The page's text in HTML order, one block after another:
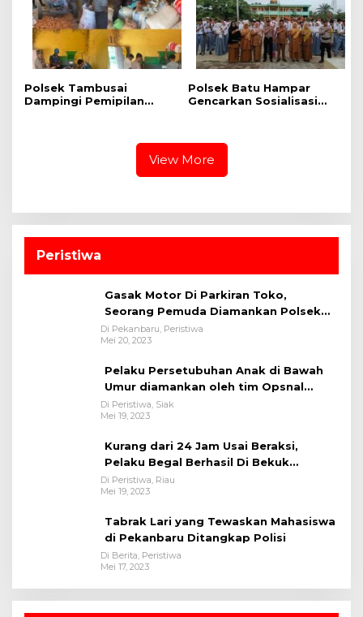
Batas, Kec. Tambusai
Polsek Tambusai
Dampingi Pemipilan
Polsek Batu Hampar
Gencarkan Sosialisasi
View More
Peristiwa
Gasak Motor Di Parkiran Toko,
Seorang Pemuda Diamankan Polsek
Bukit Raya
Di Pekanbaru, Peristiwa
Mei 20, 2023
Pelaku Persetubuhan Anak di Bawah
Umur diamankan oleh tim Opsnal
Polsek Tualang-Polres Siak-Polda Riau
Di Peristiwa, Siak
Mei 19, 2023
Kurang dari 24 Jam Usai Beraksi,
Pelaku Begal Berhasil Di Bekuk
Satreskrim Polres Kuansing
Di Peristiwa, Riau
Mei 19, 2023
Tabrak Lari yang Tewaskan Mahasiswa
di Pekanbaru Ditangkap Polisi
Di Berita, Peristiwa
Mei 17, 2023